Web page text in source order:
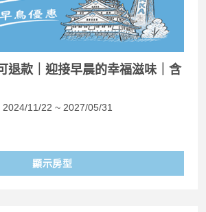
退款｜迎接早晨的幸福滋味｜含
11/22 ~ 2027/05/31
顯示房型